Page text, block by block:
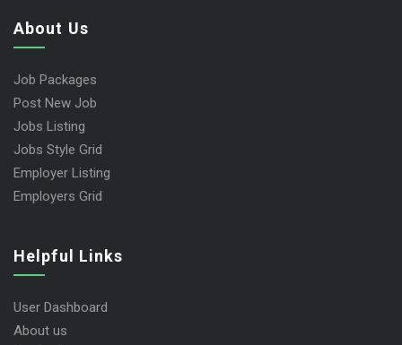
About Us
Job Packages
Post New Job
Jobs Listing
Jobs Style Grid
Employer Listing
Employers Grid
Helpful Links
User Dashboard
About us